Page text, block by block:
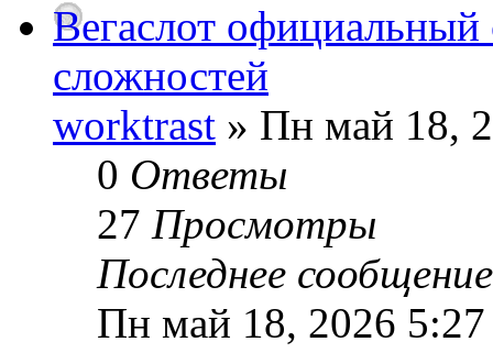
Вегаслот
сложностей
worktrast » Пн май 18,
0 Ответы
27 Просмотры
Последнее
Пн май 18, 2026